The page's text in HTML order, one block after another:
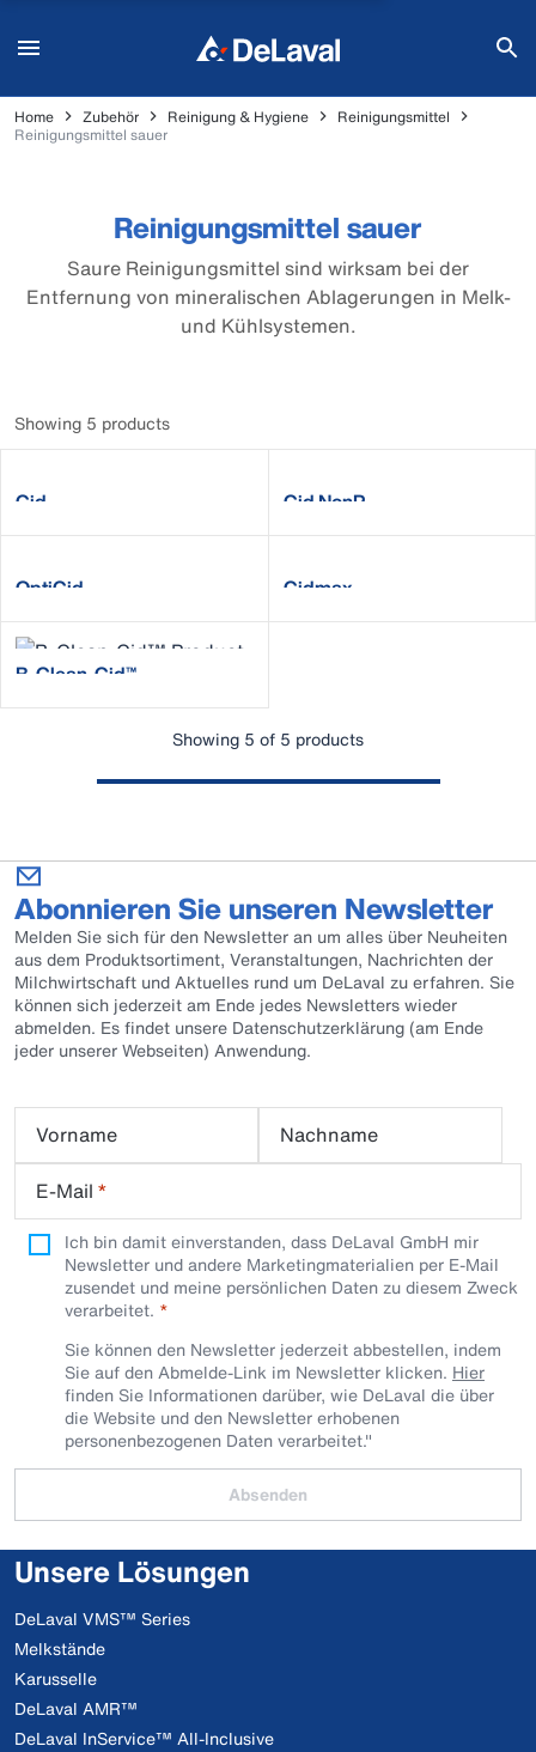
Home Zubehör Reinigung & Hygiene
Reinigungsmittel
Reinigungsmittel sauer
Reinigungsmittel sauer
Saure Reinigungsmittel sind wirksam bei der
Entfernung von mineralischen Ablagerungen in Melk-
und Kühlsystemen.
Showing 5 products
Cid Cid NonP
OptiCid Cidmax
B-Clean-Cid™
Showing 5 of 5 products
Abonnieren Sie unseren Newsletter
Melden Sie sich für den Newsletter an um alles über Neuheiten
aus dem Produktsortiment, Veranstaltungen, Nachrichten der
Milchwirtschaft und Aktuelles rund um DeLaval zu erfahren. Sie
können sich jederzeit am Ende jedes Newsletters wieder
abmelden. Es findet unsere Datenschutzerklärung (am Ende
jeder unserer Webseiten) Anwendung.
Vorname
Nachname
E-Mail *
Ich bin damit einverstanden, dass DeLaval GmbH mir
Newsletter und andere Marketingmaterialien per E-Mail
zusendet und meine persönlichen Daten zu diesem Zweck
verarbeitet.
Sie können den Newsletter jederzeit abbestellen, indem
Sie auf den Abmelde-Link im Newsletter klicken. Hier
finden Sie Informationen darüber, wie DeLaval die über
die Website und den Newsletter erhobenen
personenbezogenen Daten verarbeitet."
Absenden
Unsere Lösungen
DeLaval VMS™ Series
Melkstände
Karusselle
DeLaval AMR™
DeLaval InService™ All-Inclusive